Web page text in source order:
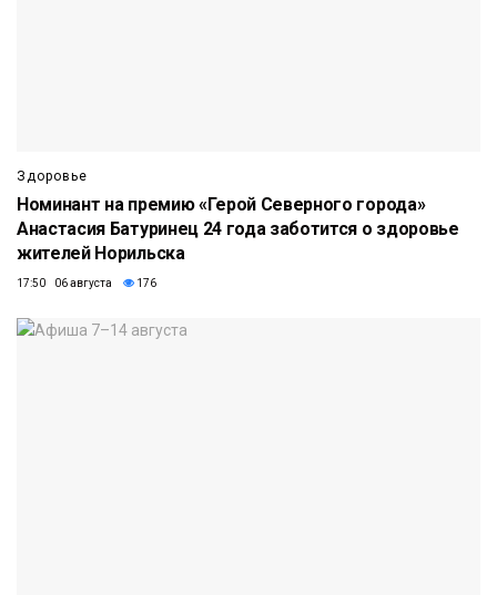
Здоровье
Номинант на премию «Герой Северного города»
Анастасия Батуринец 24 года заботится о здоровье
жителей Норильска
17:50 06 августа 176